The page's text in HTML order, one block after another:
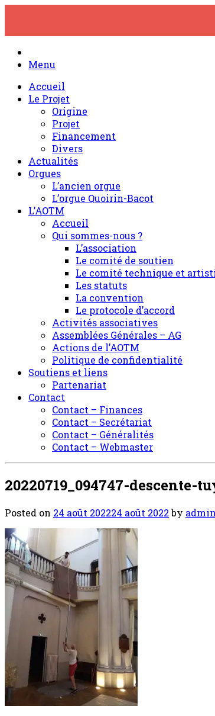
content
Menu
Accueil
Le Projet
Origine
Projet
Financement
Divers
Actualités
Orgues
L’ancien orgue
L’orgue Quoirin-Bacot
L’AOTM
Accueil
Qui sommes-nous ?
L’association
Le comité de soutien
Le comité technique et
Les statuts
La convention
Le protocole d’accord
Activités associatives
Assemblées Générales – AG
Actions de l’AOTM
Politique de confidentialité
Soutiens et liens
Partenariat
Contact
Contact – Finances
Contact – Secrétariat
Contact – Généralités
Contact – Webmaster
20220719_094747-descente-
Posted on 24 août 202224 août 2022by admin